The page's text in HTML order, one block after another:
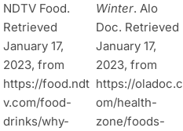
NDTV Food.
Retrieved
January 17,
2023, from
https://food.ndt
v.com/food-
drinks/why-
Winter. Alo
Doc. Retrieved
January 17,
2023, from
https://oladoc.c
om/health-
zone/foods-